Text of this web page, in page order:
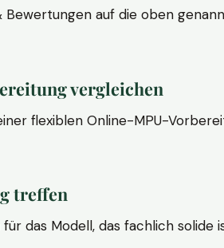
Bewertungen auf die oben
vergleichen
flexiblen Online-MPU-
treffen
das Modell, das fachlich